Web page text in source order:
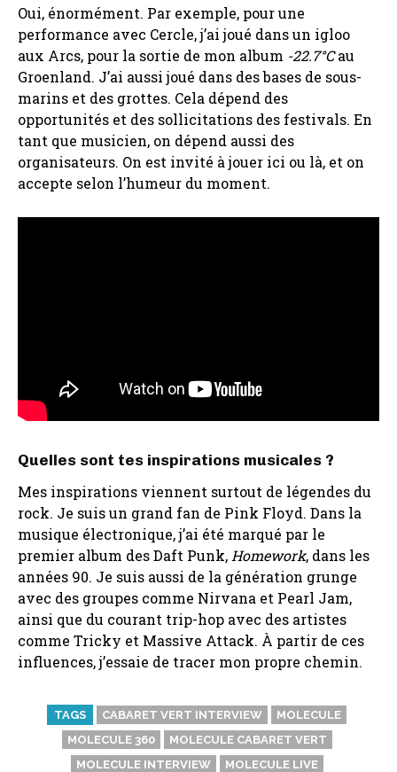
Oui, énormément. Par exemple, pour une
performance avec Cercle, j’ai joué dans un igloo
aux Arcs, pour la sortie de mon album -22.7°Cau
Groenland. J’ai aussi joué dans des bases de sous-
marins et des grottes. Cela dépend des
opportunités et des sollicitations des festivals. En
tant que musicien, on dépend aussi des
organisateurs. On est invité à jouer ici ou là, et on
accepte selon l’humeur du moment.
Quelles sont tes inspirations musicales ?
Mes inspirations viennent surtout de légendes du
rock. Je suis un grand fan de Pink Floyd. Dans la
musique électronique, j’ai été marqué par le
premier album des Daft Punk, Homework, dans les
années 90. Je suis aussi de la génération grunge
avec des groupes comme Nirvana et Pearl Jam,
ainsi que du courant trip-hop avec des artistes
comme Tricky et Massive Attack. À partir de ces
influences, j’essaie de tracer mon propre chemin.
TAGS CABARET VERT INTERVIEW
MOLECULE
MOLECULE 360
MOLECULE CABARET VERT
MOLECULE INTERVIEW
MOLECULE LIVE